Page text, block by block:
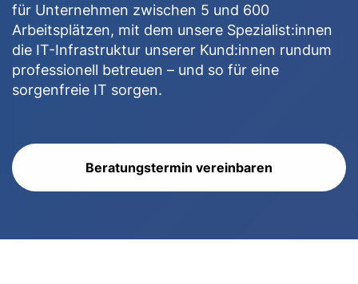
für Unternehmen zwischen 5 und 600
Arbeitsplätzen, mit dem unsere Spezialist:innen
die IT-Infrastruktur unserer Kund:innen rundum
professionell betreuen – und so für eine
sorgenfreie IT sorgen.
Beratungstermin vereinbaren